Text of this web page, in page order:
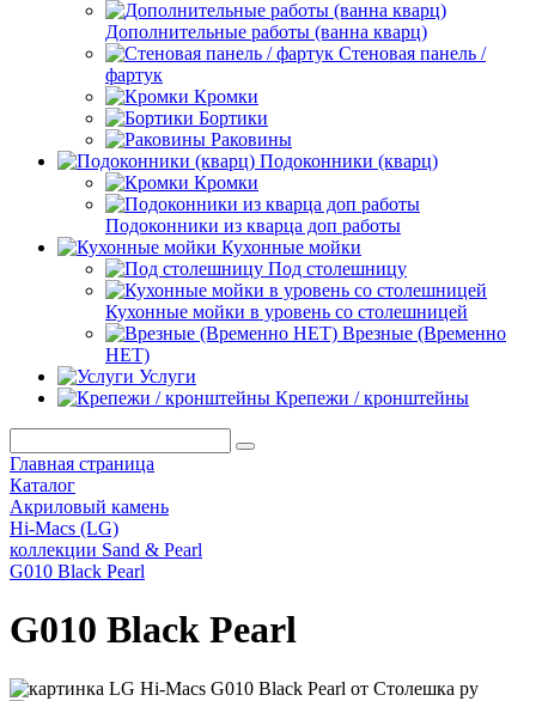
Дополнительные работы (ванна кварц)
Стеновая панель /
фартук
Кромки
Бортики
Раковины
Подоконники (кварц)
Кромки
Подоконники из кварца доп работы
Кухонные мойки
Под столешницу
Кухонные мойки в уровень со столешницей
Врезные (Временно
НЕТ)
Услуги
Крепежи / кронштейны
Главная страница
Каталог
Акриловый камень
Hi-Macs (LG)
коллекции Sand & Pearl
G010 Black Pearl
G010 Black Pearl